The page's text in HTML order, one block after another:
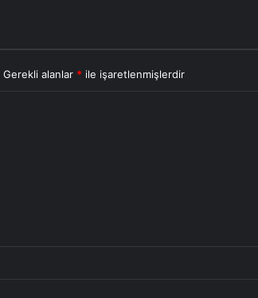
Gerekli alanlar * ile işaretlenmişlerdir